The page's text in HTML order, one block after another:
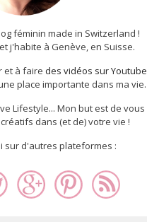
féminin made in Switzerland !
j'habite à Genève, en Suisse.
et à faire des vidéos sur Youtube
place importante dans ma vie.
Lifestyle... Mon but est de vous
dans (et de) votre vie !
sur d'autres plateformes :